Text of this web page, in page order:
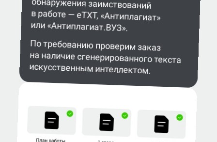
или «Антиплагиат.ВУЗ».
По требованию проверим заказ
на наличие сгенерированного текста
искусственным интеллектом.